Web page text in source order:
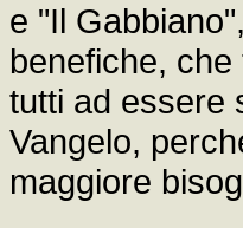
e "Il
benefiche,
tutti ad essere
Vangelo,
maggiore